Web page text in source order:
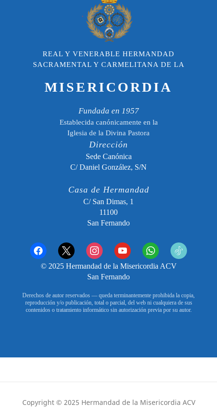
REAL Y VENERABLE HERMANDAD
SACRAMENTAL Y CARMELITANA DE LA
MISERICORDIA
Fundada en 1957
Establecida canónicamente en la
Iglesia de la Divina Pastora
Dirección
Sede Canónica
C/ Daniel González, S/N
Casa de Hermandad
C/ San Dimas, 1
11100
San Fernando
facebook x instagramyoutube whatsapp tiktok2
© 2025 Hermandad de la Misericordia ACV
San Fernando
Derechos de autor reservados — queda terminantemente prohibida la copia,
reproducción y/o publicación, total o parcial, del web ni cualquiera de sus
contenidos o tratamiento informático sin autorización previa por su autor.
Copyright © 2025 Hermandad de la Misericordia ACV